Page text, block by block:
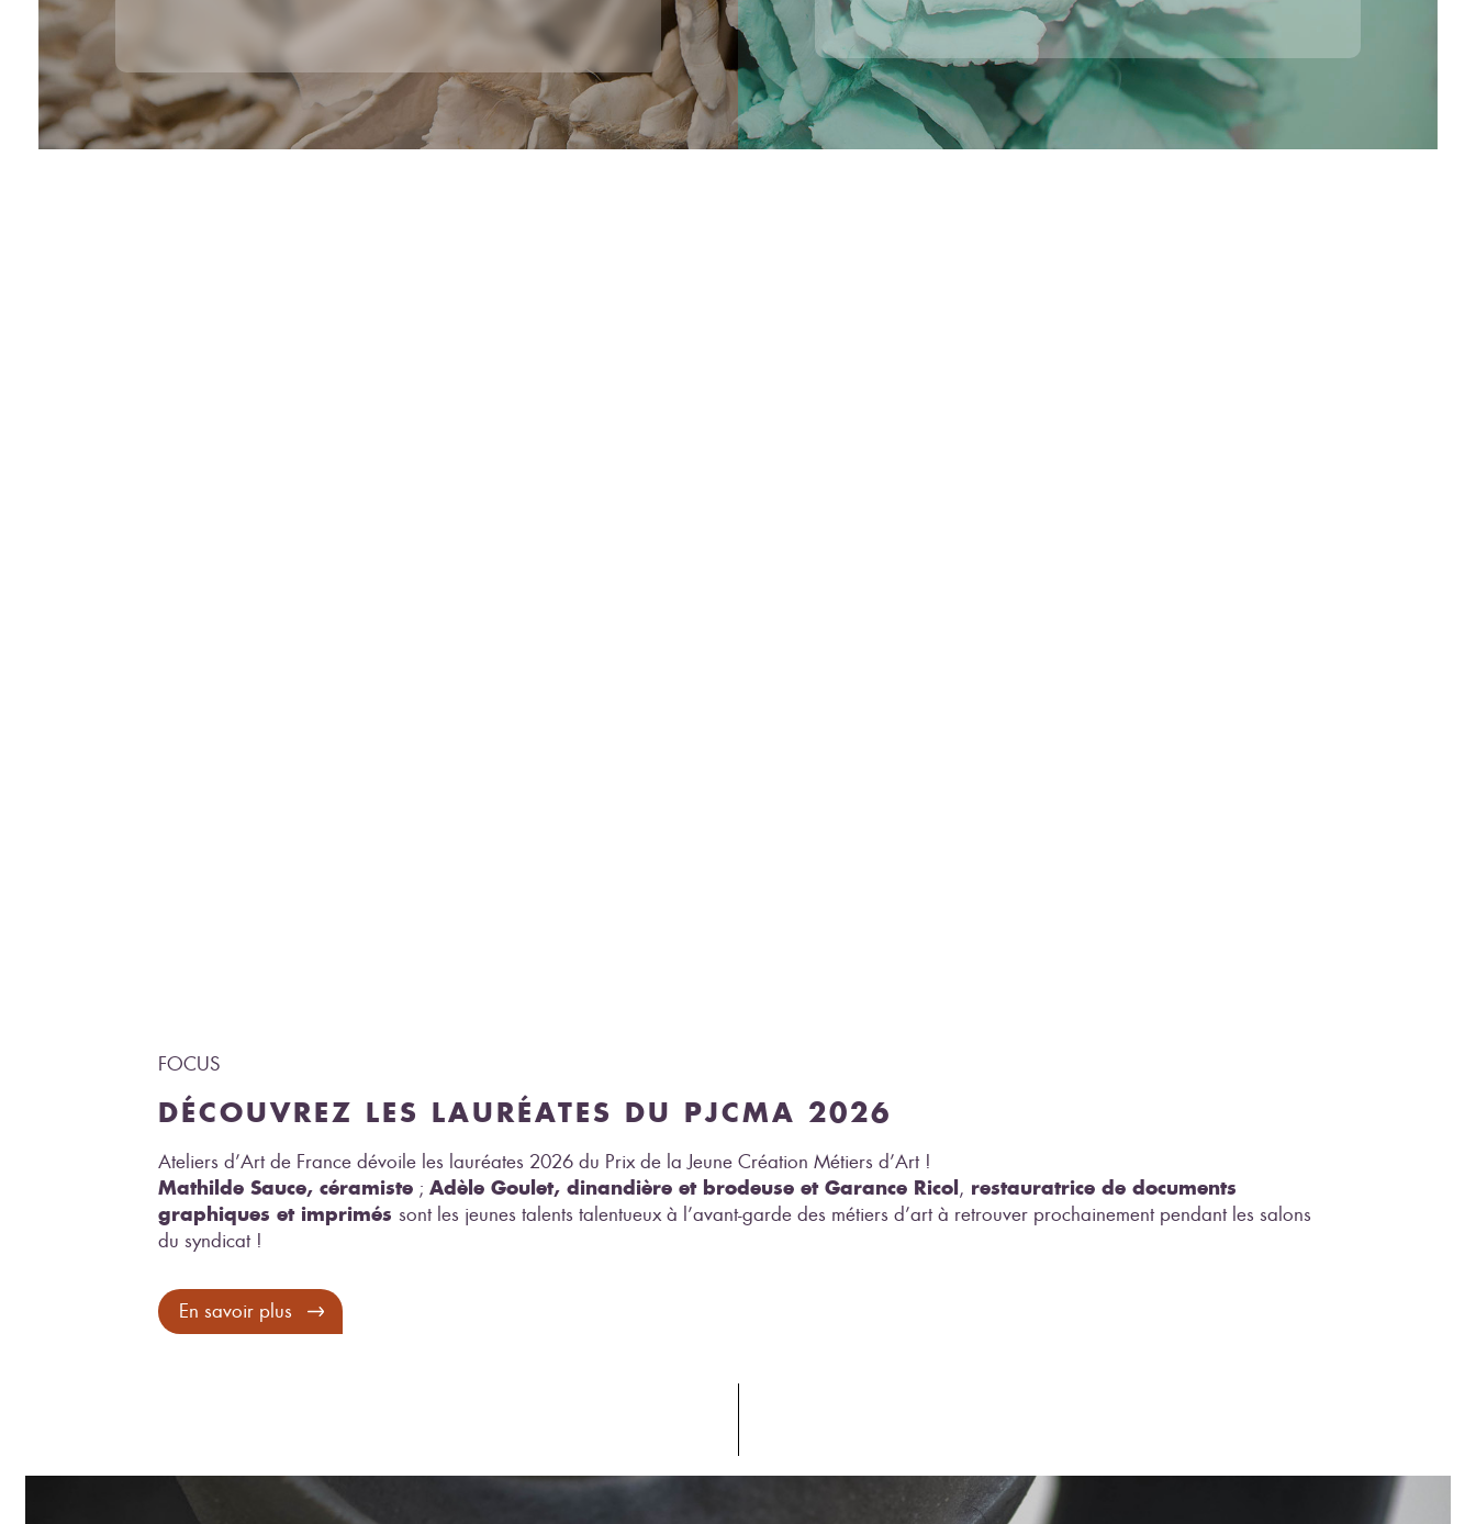
FOCUS
DÉCOUVREZ LES LAURÉATES DU PJCMA 2026
Ateliers d’Art de France dévoile les lauréates 2026 du Prix de la Jeune Création Métiers d’Art !
Mathilde Sauce, céramiste ; Adèle Goulet, dinandière et brodeuse et Garance Ricol, restauratrice de documents
graphiques et imprimés sont les jeunes talents talentueux à l’avant-garde des métiers d’art à retrouver prochainement pendant les salons
du syndicat !
En savoir plus